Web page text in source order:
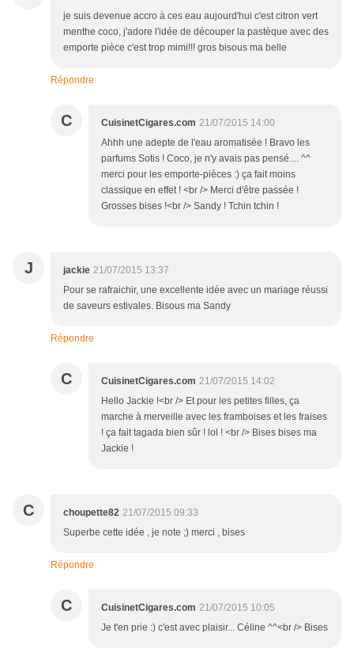
je suis devenue accro à ces eau aujourd'hui c'est citron vert
menthe coco, j'adore l'idée de découper la pastèque avec des
emporte pièce c'est trop mimi!!! gros bisous ma belle
Répondre
C CuisinetCigares.com 21/07/2015 14:00
Ahhh une adepte de l'eau aromatisée ! Bravo les
parfums Sotis ! Coco, je n'y avais pas pensé.... ^^
merci pour les emporte-pièces :) ça fait moins
classique en effet ! <br /> Merci d'être passée !
Grosses bises !<br /> Sandy ! Tchin tchin !
J jackie 21/07/2015 13:37
Pour se rafraichir, une excellente idée avec un mariage réussi
de saveurs estivales. Bisous ma Sandy
Répondre
C CuisinetCigares.com 21/07/2015 14:02
Hello Jackie !<br /> Et pour les petites filles, ça
marche à merveille avec les framboises et les fraises
! ça fait tagada bien sûr ! lol ! <br /> Bises bises ma
Jackie !
C choupette82 21/07/2015 09:33
Superbe cette idée , je note ;) merci , bises
Répondre
C CuisinetCigares.com 21/07/2015 10:05
Je t'en prie :) c'est avec plaisir... Céline ^^<br /> Bises